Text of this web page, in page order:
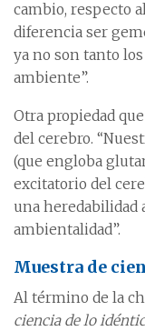
cambio, respecto
diferencia ser
ya no son tanto
ambiente”.
Otra propiedad
del cerebro.
(que engloba
excitatorio del
una heredabilidad
ambientalidad”.
Muestra de
Al término de la
ciencia de lo